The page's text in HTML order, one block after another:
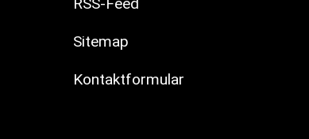
Sitemap
Kontaktformular